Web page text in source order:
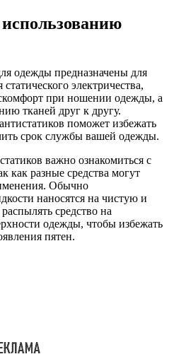
одежды предназначены для
электричества,
при ношении одежды, а
тканей друг к другу.
поможет избежать
срок службы вашей одежды.
важно ознакомиться с
как разные средства могут
Обычно
наносятся на чистую и
средство на
одежды, чтобы избежать
пятен.